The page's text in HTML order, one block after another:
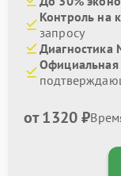
Контроль на
запросу
Диагностика
Официальная
от 1320 ₽